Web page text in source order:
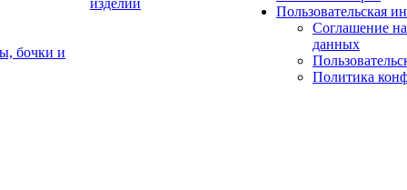
бочки и
изделий
Пользовательская
Соглашение
данных
Политика